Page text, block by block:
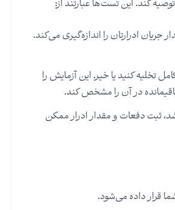
کند. این تست‌ها عبارتند از:
ادرارتان را اندازه‌گیری می‌کند.
تخلیه کنید یا خیر. این آزمایش را
باقیمانده در آن را مشخص کند.
به شب‌ باشد، ثبت دفعات و مقدار ادرار ممکن
قرار داده می‌شود.